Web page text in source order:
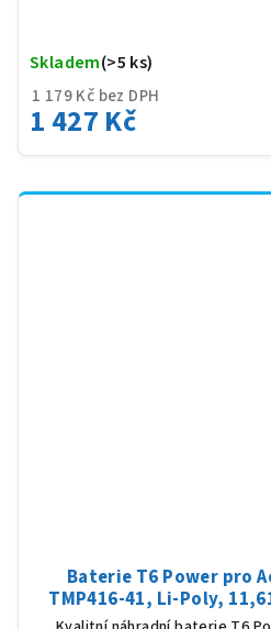
1 179 Kč bez DPH
1 427 Kč
Skladem(>5 ks)
Baterie T6 Power pro
TMP416-41, Li-Poly,
Wh),